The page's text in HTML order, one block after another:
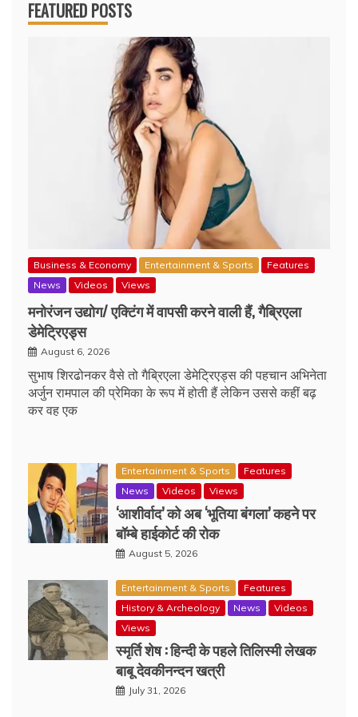
FEATURED POSTS
Business & Economy Entertainment & Sports
Features
News
Videos Views
मनोरंजन उद्योग/ एक्टिंग में वापसी करने वाली हैं, गैब्रिएला
डेमेट्रिएड्स
August 6, 2026
सुभाष शिरढोनकर वैसे तो गैब्रिएला डेमेट्रिएड्स की पहचान अभिनेता
अर्जुन रामपाल की प्रेमिका के रूप में होती हैं लेकिन उससे कहीं बढ़
कर वह एक
Entertainment & Sports
Features
News
Videos Views
‘आशीर्वाद’ को अब ‘भूतिया बंगला’ कहने पर
बॉम्बे हाईकोर्ट की रोक
August 5, 2026
Entertainment & Sports
Features
History & Archeology
News
Videos
Views
स्मृर्ति शेष : हिन्दी के पहले तिलिस्मी लेखक
बाबू देवकीनन्दन खत्री
July 31, 2026